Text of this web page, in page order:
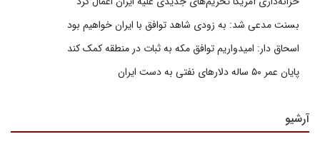
بسنت مدعی شد: به زودی شاهد توافق با ایران خواهیم بود
اسحاق دار: امیدواریم توافق مکه به ثبات در منطقه کمک کند
پایان عمر ۵۰ ساله دلارهای نفتی به دست ایران
آرشیو